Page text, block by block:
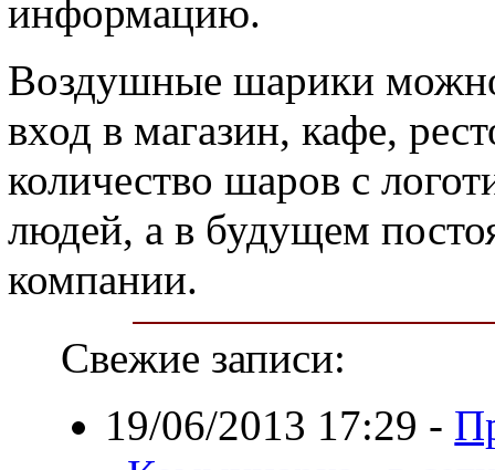
информацию.
Воздушные шарики можно
вход в магазин, кафе,
количество шаров с
людей, а в будущем
компании.
Свежие записи:
19/06/2013 17:29 -